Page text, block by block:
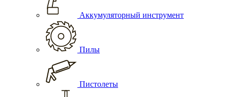
Аккумуляторный инструмент
Пилы
Пистолеты